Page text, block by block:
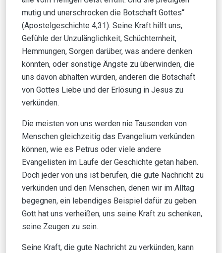
mutig und unerschrocken die Botschaft Gottes“
(Apostelgeschichte 4,31). Seine Kraft hilft uns,
Gefühle der Unzulänglichkeit, Schüchternheit,
Hemmungen, Sorgen darüber, was andere denken
könnten, oder sonstige Ängste zu überwinden, die
uns davon abhalten würden, anderen die Botschaft
von Gottes Liebe und der Erlösung in Jesus zu
verkünden.
Die meisten von uns werden nie Tausenden von
Menschen gleichzeitig das Evangelium verkünden
können, wie es Petrus oder viele andere
Evangelisten im Laufe der Geschichte getan haben.
Doch jeder von uns ist berufen, die gute Nachricht zu
verkünden und den Menschen, denen wir im Alltag
begegnen, ein lebendiges Beispiel dafür zu geben.
Gott hat uns verheißen, uns seine Kraft zu schenken,
seine Zeugen zu sein.
Seine Kraft, die gute Nachricht zu verkünden, kann